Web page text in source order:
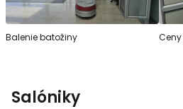
Balenie batožiny
Salóniky